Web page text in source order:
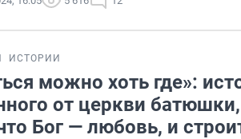
ИСТОРИИ
можно хоть где»:
от церкви
Бог — любовь, и